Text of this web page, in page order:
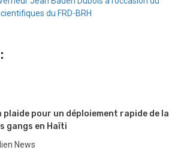
du FRD-BRH
plaide pour un déploiement rapide de la
gangs en Haïti
News